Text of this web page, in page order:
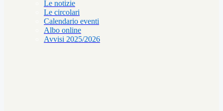
Le notizie
Le circolari
Calendario eventi
Albo online
Avvisi 2025/2026